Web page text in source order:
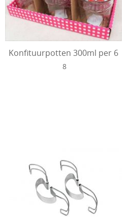
Konfituurpotten 300ml per 6
8